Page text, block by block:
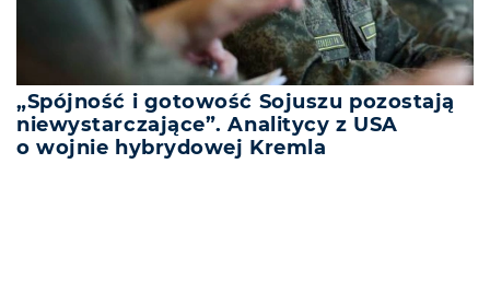
„Spójność i gotowość Sojuszu pozostają
niewystarczające”. Analitycy z USA
o wojnie hybrydowej Kremla